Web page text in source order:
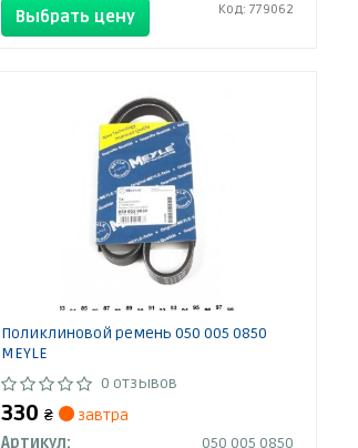
Выбрать цену Код: 779062
Поликлиновой ремень 050 005 0850
MEYLE
0 отзывов
330₴
завтра
Артикул:
050 005 0850